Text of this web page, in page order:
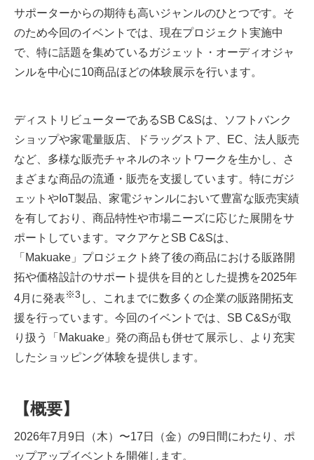
サポーターからの期待も高いジャンルのひとつです。そ
のため今回のイベントでは、現在プロジェクト実施中
で、特に話題を集めているガジェット・オーディオジャ
ンルを中心に10商品ほどの体験展示を行います。
ディストリビューターであるSB C&Sは、ソフトバンク
ショップや家電量販店、ドラッグストア、EC、法人販売
など、多様な販売チャネルのネットワークを生かし、さ
まざまな商品の流通・販売を支援しています。特にガジ
ェットやIoT製品、家電ジャンルにおいて豊富な販売実績
を有しており、商品特性や市場ニーズに応じた展開をサ
ポートしています。マクアケとSB C&Sは、
「Makuake」プロジェクト終了後の商品における販路開
拓や価格設計のサポート提供を目的とした提携を2025年
4月に発表 ※3 し、これまでに数多くの企業の販路開拓支
援を行っています。今回のイベントでは、SB C&Sが取
り扱う「Makuake」発の商品も併せて展示し、より充実
したショッピング体験を提供します。
【概要】
2026年7月9日（木）〜17日（金）の9日間にわたり、ポ
ップアップイベントを開催します。